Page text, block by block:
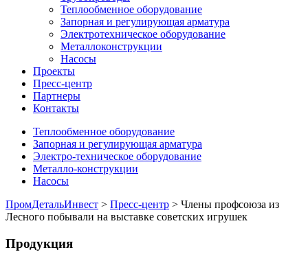
Теплообменное оборудование
Запорная и регулирующая арматура
Электротехническое оборудование
Металлоконструкции
Насосы
Проекты
Пресс-центр
Партнеры
Контакты
Теплообменное оборудование
Запорная и регулирующая арматура
Электро-техническое оборудование
Металло-конструкции
Насосы
ПромДетальИнвест > Пресс-центр > Члены профсоюза из
Лесного побывали на выставке советских игрушек
Продукция